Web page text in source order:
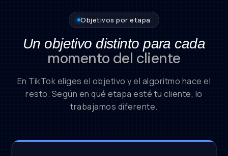
Objetivos por etapa
Un objetivo distinto para cada
momento del cliente
En TikTok eliges el objetivo y el algoritmo hace el
resto. Según en qué etapa esté tu cliente, lo
trabajamos diferente.